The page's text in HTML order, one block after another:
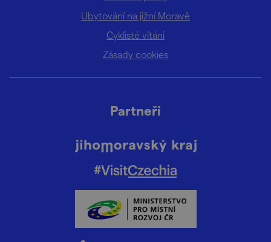
Ubytování na jižní Moravě
Cyklisté vítáni
Zásady cookies
Partneři